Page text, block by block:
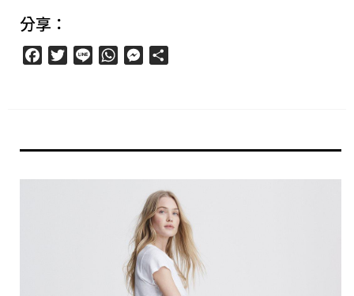
分享：
FacebookTwitter
Line WhatsAppMessenger